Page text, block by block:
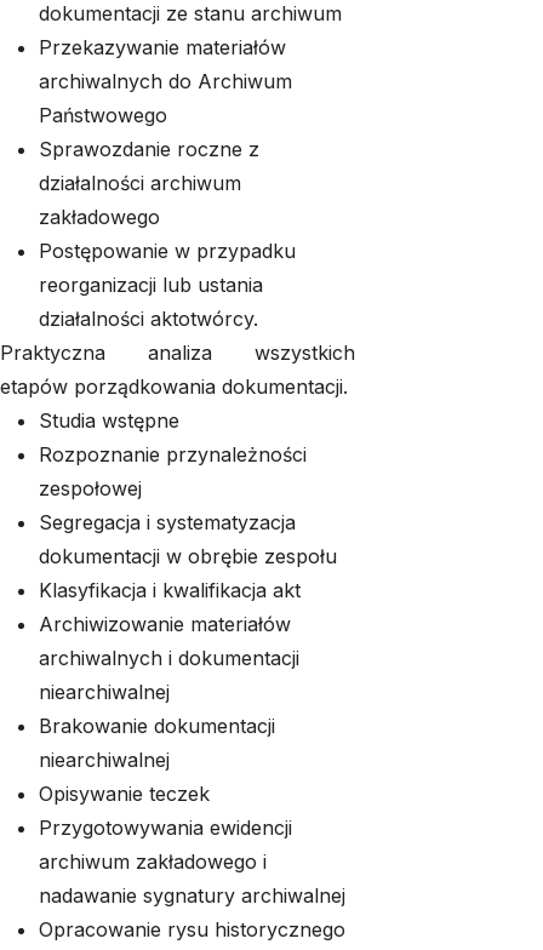
dokumentacji ze stanu archiwum
Przekazywanie materiałów
archiwalnych do Archiwum
Państwowego
Sprawozdanie roczne z
działalności archiwum
zakładowego
Postępowanie w przypadku
reorganizacji lub ustania
działalności aktotwórcy.
Praktyczna analiza wszystkich
etapów porządkowania dokumentacji.
Studia wstępne
Rozpoznanie przynależności
zespołowej
Segregacja i systematyzacja
dokumentacji w obrębie zespołu
Klasyfikacja i kwalifikacja akt
Archiwizowanie materiałów
archiwalnych i dokumentacji
niearchiwalnej
Brakowanie dokumentacji
niearchiwalnej
Opisywanie teczek
Przygotowywania ewidencji
archiwum zakładowego i
nadawanie sygnatury archiwalnej
Opracowanie rysu historycznego